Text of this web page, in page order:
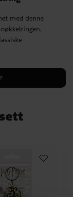
med denne
Et must
fan og perfekt